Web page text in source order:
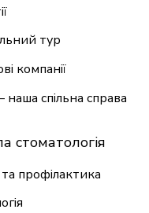
тур
компанії
наша спільна справа
стоматологія
та профілактика